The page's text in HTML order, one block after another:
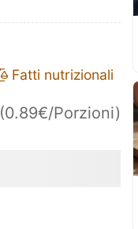
Fatti nutrizionali
(0.89€/Porzioni)